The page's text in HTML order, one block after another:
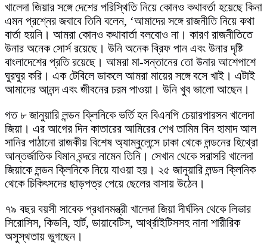
খালেদা জিয়ার সঙ্গে দেশের পরিস্থিতি নিয়ে কোনও কথাবর্তা হয়েছে কিনা
এমন প্রশ্নের জবাবে তিনি বলেন, ‘আমাদের সঙ্গে রাজনীতি নিয়ে কথা
বার্তা হয়নি। আমরা কোনও কথাবার্তা বলবোও না। কারণ রাজনীতিতে
উনার অনেক সোর্স রয়েছে। উনি অনেক ব্রিফ পান এবং উনার দৃষ্টি
বাংলাদেশের প্রতি রয়েছে। আমরা মা-সন্তানের তো উনার আশেপাশে
ঘুরঘুর করি। এক টেবিলে ডাকলে আমরা মায়ের সঙ্গে বসে খাই। এটাই
আমাদের আনন্দ এবং জীবনের চরম পাওয়া। উনি খুব ভালো আছেন।
গত ৮ জানুয়ারি লন্ডন ক্লিনিকে ভর্তি হন বিএনপি চেয়ারপারসন খালেদা
জিয়া। এর আগের দিন কাতারের আমিরের শেখ তামিম বিন হামাদ আল
সানির পাঠানো রাজকীয় বিশেষ অ্যাম্বুলেন্সে ঢাকা থেকে লন্ডনের হিথ্রো
আন্তর্জাতিক বিমান বন্দরে নামেন তিনি। সেখান থেকে সরাসরি খালেদা
জিয়াকে লন্ডন ক্লিনিকে নিয়ে যাওয়া হয়। ২৫ জানুয়ারি লন্ডন ক্লিনিক
থেকে চিকিৎসদের ছাড়পত্র পেয়ে ছেলের বাসায় উঠেন।
৭৯ বছর বয়সী সাবেক প্রধানমন্ত্রী খালেদা জিয়া দীর্ঘদিন থেকে লিভার
সিরোসিস, কিডনি, হার্ট, ডায়াবেটিস, আর্থ্রাইটিসসহ নানা শারীরিক
অসুস্থতায় ভুগছেন।